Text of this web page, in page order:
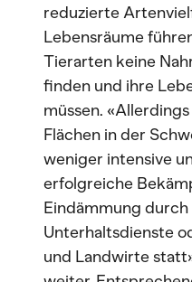
reduzierte
Lebensräume
Tierarten keine
finden und ihre
müssen.
Flächen in der
weniger intensive
erfolgreiche
Eindämmung
Unterhaltsdienste
und Landwirte